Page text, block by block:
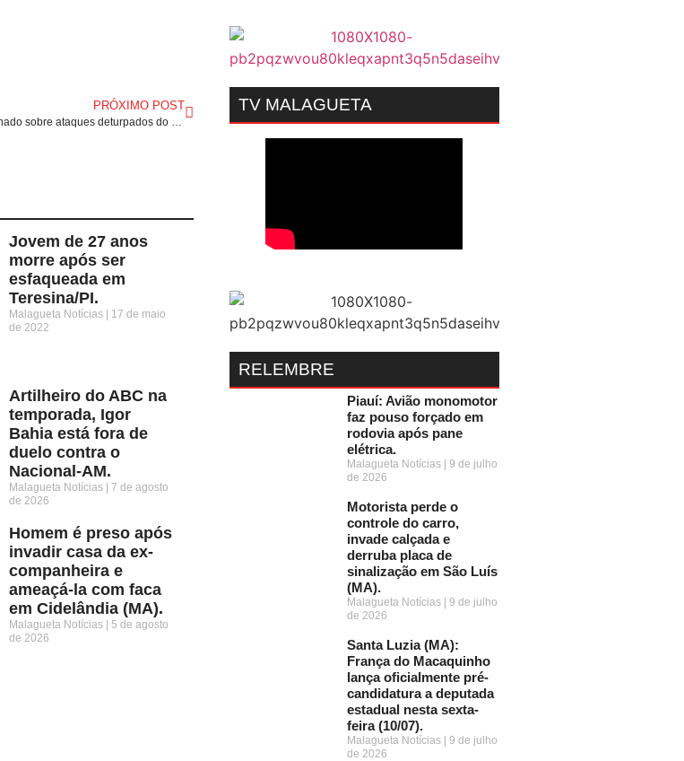
PRÓXIMO POST
Presidente Bolsonaro falou indignado sobre ataques deturpados do PT, relativos a jovens venezuelanas visitados pelo presidente em Brasília.
Jovem de 27 anos
morre após ser
esfaqueada em
Teresina/PI.
Malagueta Notícias
17 de maio
de 2022
Artilheiro do ABC na
temporada, Igor
Bahia está fora de
duelo contra o
Nacional-AM.
Malagueta Notícias
7 de agosto
de 2026
Homem é preso após
invadir casa da ex-
companheira e
ameaçá-la com faca
em Cidelândia (MA).
Malagueta Notícias
5 de agosto
de 2026
TV MALAGUETA
RELEMBRE
Piauí: Avião monomotor
faz pouso forçado em
rodovia após pane
elétrica.
Malagueta Notícias
9 de julho
de 2026
Motorista perde o
controle do carro,
invade calçada e
derruba placa de
sinalização em São Luís
(MA).
Malagueta Notícias
9 de julho
de 2026
Santa Luzia (MA):
França do Macaquinho
lança oficialmente pré-
candidatura a deputada
estadual nesta sexta-
feira (10/07).
Malagueta Notícias
9 de julho
de 2026